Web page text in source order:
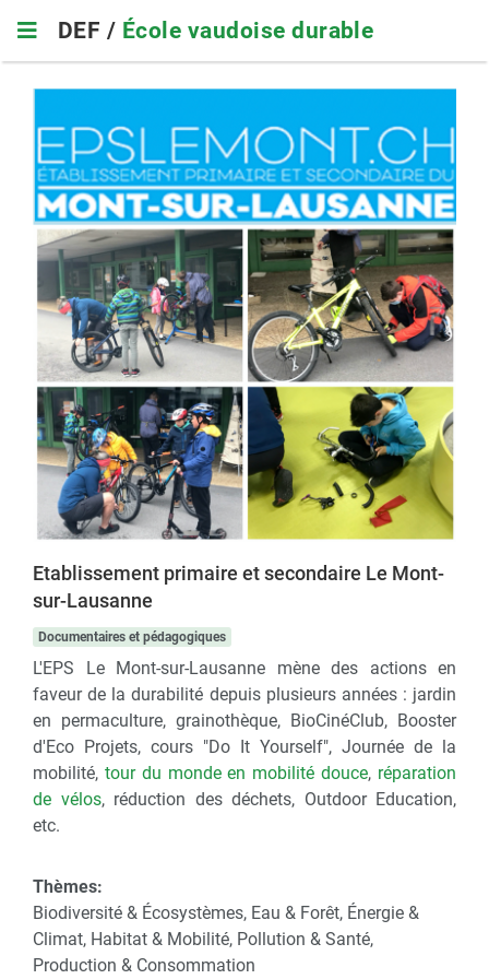
main
navigation
DEF / École vaudoise durable
Etablissement primaire et secondaire Le Mont-
sur-Lausanne
Documentaires et pédagogiques
L'EPS Le Mont-sur-Lausanne mène des actions en
faveur de la durabilité depuis plusieurs années : jardin
en permaculture, grainothèque, BioCinéClub, Booster
d'Eco Projets, cours "Do It Yourself", Journée de la
mobilité, tour du monde en mobilité douce, réparation
de vélos, réduction des déchets, Outdoor Education,
etc.
Thèmes:
Biodiversité & Écosystèmes, Eau & Forêt, Énergie &
Climat, Habitat & Mobilité, Pollution & Santé,
Production & Consommation